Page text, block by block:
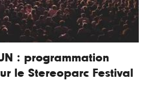
: programmation
le Stereoparc Festival